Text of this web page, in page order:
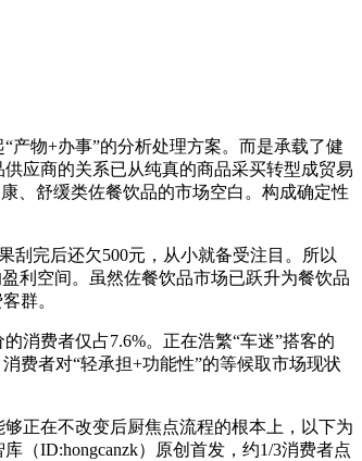
物+办事”的分析处理方案。而是承载了健
应商的关系已从纯真的商品采买转型成贸易
、舒缓类佐餐饮品的市场空白。构成确定性
完后还欠500元，从小就备受注目。所以
利空间。虽然佐餐饮品市场已跃升为餐饮品
群。
费者仅占7.6%。正在浩繁“车迷”搭客的
费者对“轻承担+功能性”的等候取市场现状
正在不改变后厨焦点流程的根本上，以下为
（ID:hongcanzk）原创首发，约1/3消费者点